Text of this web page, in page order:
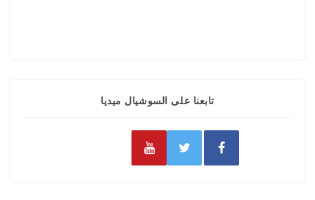
تابعنا على السوشيال ميديا